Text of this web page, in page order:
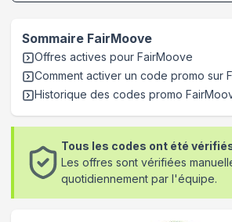
Sommaire FairMoove
Offres actives pour FairMoove
Comment activer un code promo sur
Historique des codes promo
Tous les codes ont été
Les offres sont vérifiées
quotidiennement par l'équipe.